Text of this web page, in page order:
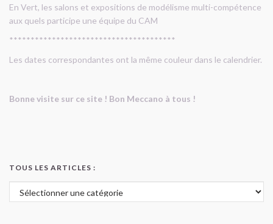
En Vert, les salons et expositions de modélisme multi-compétence
aux quels participe une équipe du CAM
***************************************
Les dates correspondantes ont la même couleur dans le calendrier.
Bonne visite sur ce site ! Bon Meccano à tous !
TOUS LES ARTICLES :
Tous les articles :